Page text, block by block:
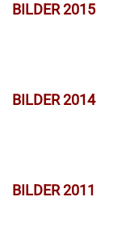
BILDER 2015
BILDER 2014
BILDER 2011